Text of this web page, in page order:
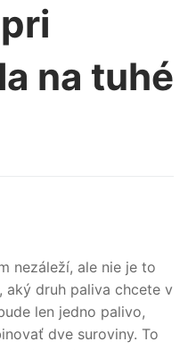
na tuhé
nezáleží, ale nie je to
aký druh paliva chcete v
len jedno palivo,
dve suroviny. To